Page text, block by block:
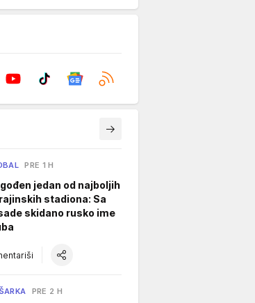
PRE 1 H
jedan od najboljih
stadiona: Sa
skidano rusko ime
PRE 2 H